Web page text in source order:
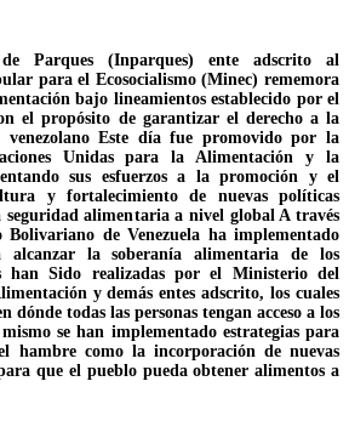
Parques (Inparques) ente adscrito al
para el Ecosocialismo (Minec) rememora
bajo lineamientos establecido por el
el propósito de garantizar el derecho a la
venezolano Este día fue promovido por la
Unidas para la Alimentación y la
sus esfuerzos a la promoción y el
y fortalecimiento de nuevas políticas
alimentaria a nivel global A través
Bolivariano de Venezuela ha implementado
alcanzar la soberanía alimentaria de los
han Sido realizadas por el Ministerio del
y demás entes adscrito, los cuales
dónde todas las personas tengan acceso a los
se han implementado estrategias para
hambre como la incorporación de nuevas
que el pueblo pueda obtener alimentos a